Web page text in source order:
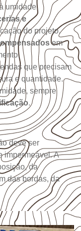
umidade.
e
do projeto.
em
que precisam
e quantidade.
sempre
.
deve ser
impermeável. A
da
das bordas, da